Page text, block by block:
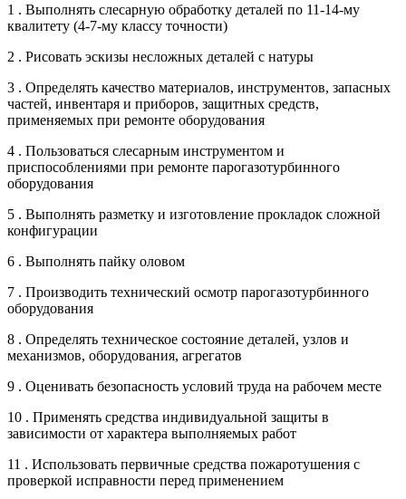
1 . Выполнять слесарную обработку деталей по 11-14-му
квалитету (4-7-му классу точности)
2 . Рисовать эскизы несложных деталей с натуры
3 . Определять качество материалов, инструментов, запасных
частей, инвентаря и приборов, защитных средств,
применяемых при ремонте оборудования
4 . Пользоваться слесарным инструментом и
приспособлениями при ремонте парогазотурбинного
оборудования
5 . Выполнять разметку и изготовление прокладок сложной
конфигурации
6 . Выполнять пайку оловом
7 . Производить технический осмотр парогазотурбинного
оборудования
8 . Определять техническое состояние деталей, узлов и
механизмов, оборудования, агрегатов
9 . Оценивать безопасность условий труда на рабочем месте
10 . Применять средства индивидуальной защиты в
зависимости от характера выполняемых работ
11 . Использовать первичные средства пожаротушения с
проверкой исправности перед применением